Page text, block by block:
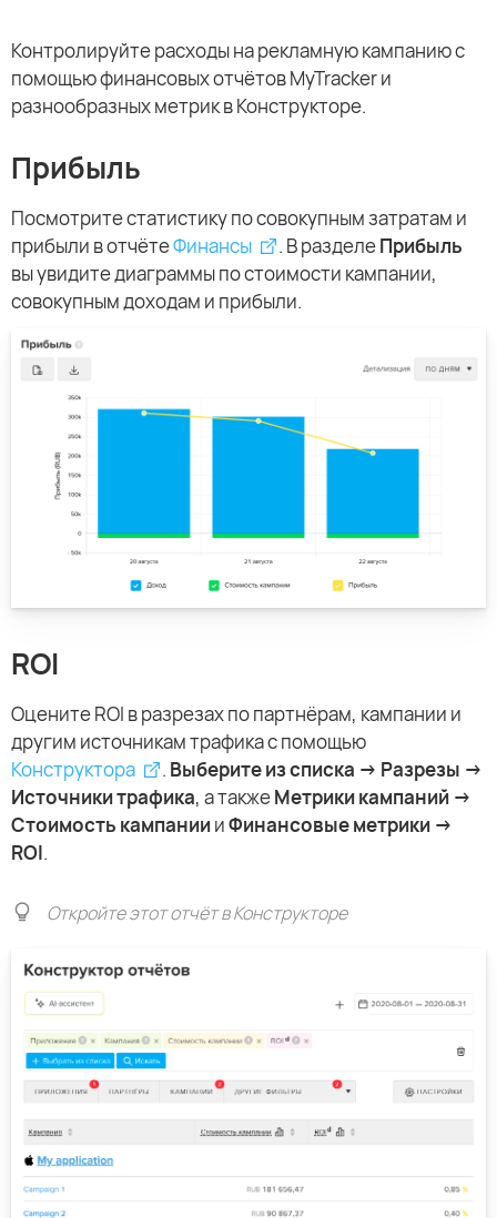
Контролируйте расходы на рекламную кампанию с
помощью финансовых отчётов MyTracker и
разнообразных метрик в Конструкторе.
Прибыль
Посмотрите статистику по совокупным затратам и
прибыли в отчётеФинансы . В разделеПрибыль
вы увидите диаграммы по стоимости кампании,
совокупным доходам и прибыли.
ROI
Оцените ROI в разрезах по партнёрам, кампании и
другим источникам трафика с помощью
Конструктора
. Выберите из списка → Разрезы →
Источники трафика, а такжеМетрики кампаний →
Стоимость кампаниииФинансовые метрики →
ROI.
Откройте этот отчёт в Конструкторе